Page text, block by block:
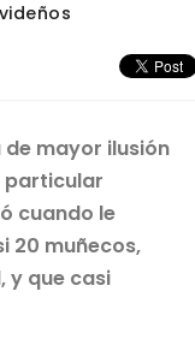
de mayor ilusión
particular
cuando le
20 muñecos,
y que casi